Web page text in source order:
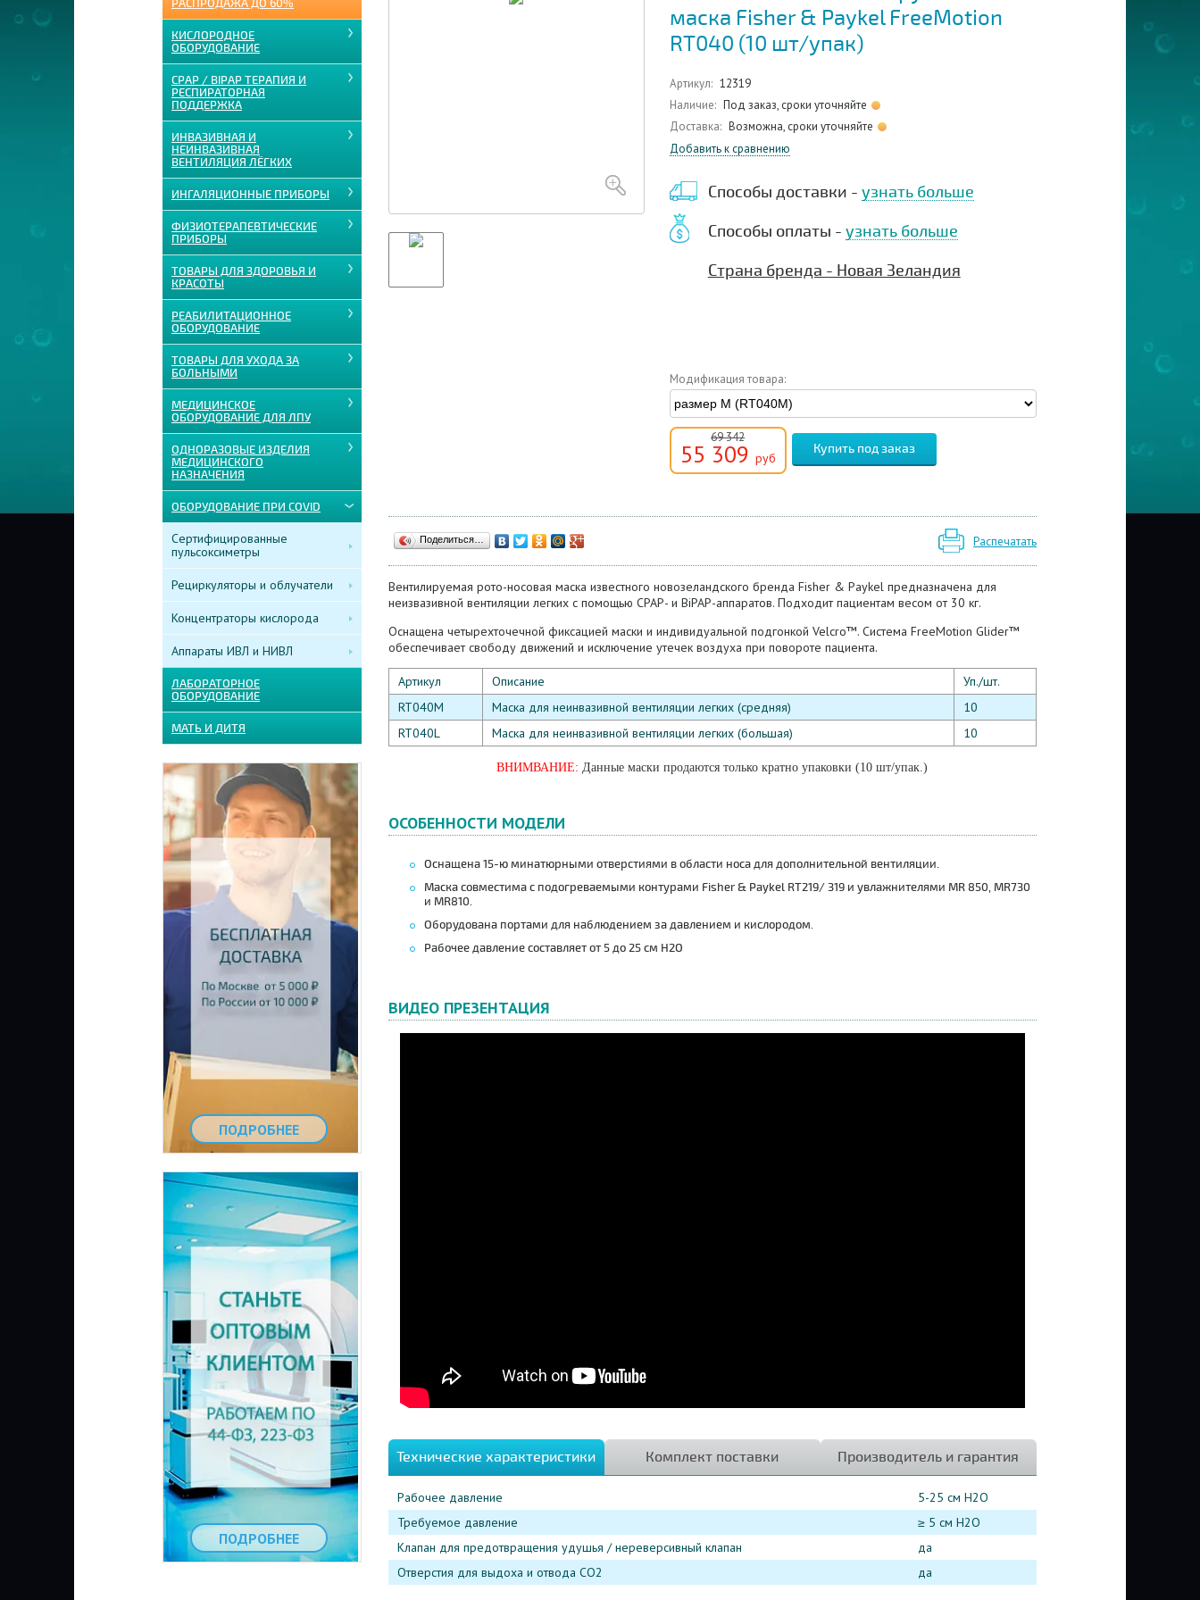
РАСПРОДАЖА ДО 60%
КИСЛОРОДНОЕ
ОБОРУДОВАНИЕ
CPAP / BIPAP ТЕРАПИЯ И
РЕСПИРАТОРНАЯ
ПОДДЕРЖКА
ИНВАЗИВНАЯ И
НЕИНВАЗИВНАЯ
ВЕНТИЛЯЦИЯ ЛЁГКИХ
ИНГАЛЯЦИОННЫЕ ПРИБОРЫ
ФИЗИОТЕРАПЕВТИЧЕСКИЕ
ПРИБОРЫ
ТОВАРЫ ДЛЯ ЗДОРОВЬЯ И
КРАСОТЫ
РЕАБИЛИТАЦИОННОЕ
ОБОРУДОВАНИЕ
ТОВАРЫ ДЛЯ УХОДА ЗА
БОЛЬНЫМИ
МЕДИЦИНСКОЕ
ОБОРУДОВАНИЕ ДЛЯ ЛПУ
ОДНОРАЗОВЫЕ ИЗДЕЛИЯ
МЕДИЦИНСКОГО
НАЗНАЧЕНИЯ
ОБОРУДОВАНИЕ ПРИ COVID
Сертифицированные
пульсоксиметры
Рециркуляторы и облучатели
Концентраторы кислорода
Аппараты ИВЛ и НИВЛ
ЛАБОРАТОРНОЕ
ОБОРУДОВАНИЕ
МАТЬ И ДИТЯ
ПОДРОБНЕЕ
ПОДРОБНЕЕ
маска Fisher & Paykel FreeMotion
RT040 (10 шт/упак)
Артикул: 12319
Наличие: Под заказ, сроки уточняйте
Доставка: Возможна, сроки уточняйте
Добавить к сравнению
Способы доставки - узнать больше
Способы оплаты - узнать больше
Страна бренда - Новая Зеландия
Модификация товара:
69 342
55 309 руб
Поделиться… Распечатать
Вентилируемая рото-носовая маска известного новозеландского бренда Fisher & Paykel предназначена для
неизвазивной вентиляции легких с помощью CPAP- и BiPAP-аппаратов. Подходит пациентам весом от 30 кг.
Оснащена четырехточечной фиксацией маски и индивидуальной подгонкой Velcro™. Система FreeMotion Glider™
обеспечивает свободу движений и исключение утечек воздуха при повороте пациента.
Артикул Описание
Уп./шт.
RT040M
Маска для неинвазивной вентиляции легких (средняя)
10
RT040L
Маска для неинвазивной вентиляции легких (большая) 10
ВНИМВАНИЕ: Данные маски продаются только кратно упаковки (10 шт/упак.)
ОСОБЕННОСТИ МОДЕЛИ
Оснащена 15-ю минатюрными отверстиями в области носа для дополнительной вентиляции.
Маска совместима с подогреваемыми контурами Fisher & Paykel RT219/ 319 и увлажнителями MR 850, MR730
и MR810.
Оборудована портами для наблюдением за давлением и кислородом.
Рабочее давление составляет от 5 до 25 см Н2О
ВИДЕО ПРЕЗЕНТАЦИЯ
Технические характеристики Комплект поставки Производитель и гарантия
Рабочее давление
5-25 см Н2О
Требуемое давление
≥ 5 см Н2О
Клапан для предотвращения удушья / нереверсивный клапан
да
Отверстия для выдоха и отвода СО2
да